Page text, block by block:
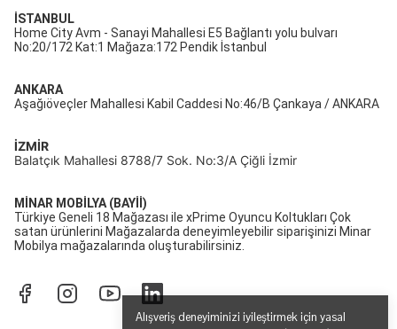
Alışveriş deneyiminizi iyileştirmek için yasal
İSTANBUL
Home City Avm - Sanayi Mahallesi E5 Bağlantı yolu bulvarı
No:20/172 Kat:1 Mağaza:172 Pendik İstanbul
ANKARA
Aşağıöveçler Mahallesi Kabil Caddesi No:46/B Çankaya / ANKARA
İZMİR
Balatçık Mahallesi 8788/7 Sok. No:3/A Çiğli İzmir
MİNAR MOBİLYA (BAYİİ)
Türkiye Geneli 18 Mağazası ile xPrime Oyuncu Koltukları Çok
satan ürünlerini Mağazalarda deneyimleyebilir siparişinizi Minar
Mobilya mağazalarında oluşturabilirsiniz.